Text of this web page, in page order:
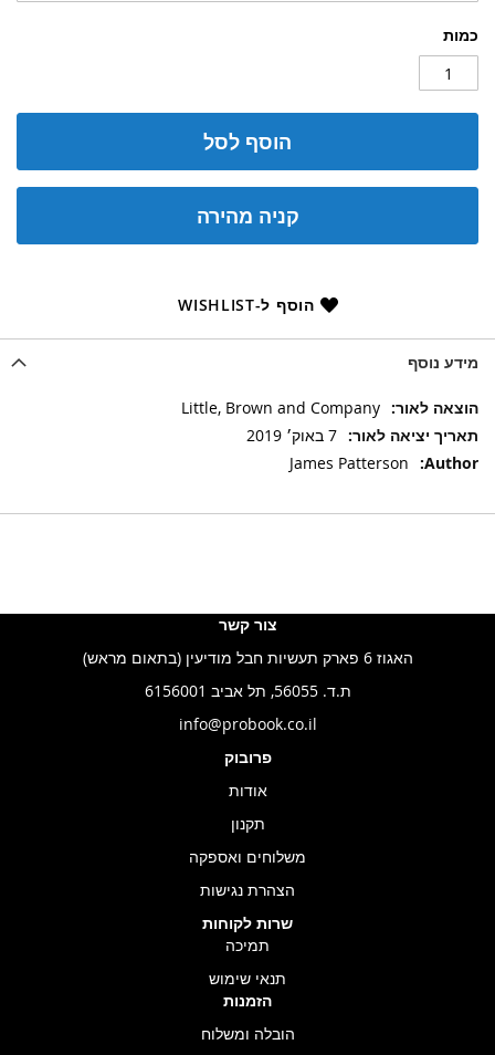
כמות
הוסף לסל
קניה מהירה
הוסף ל-WISHLIST
מידע נוסף
מידע
נוסף
Little, Brown and Company
7 באוק׳ 2019
James Patterson
צור קשר
האגוז 6 פארק תעשיות חבל מודיעין (בתאום מראש)
ת.ד. 56055, תל אביב 6156001
info@probook.co.il
פרובוק
אודות
תקנון
משלוחים ואספקה
הצהרת נגישות
שרות לקוחות
תמיכה
תנאי שימוש
הזמנות
הובלה ומשלוח